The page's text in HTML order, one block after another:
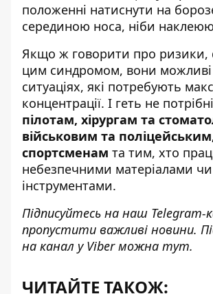
положенні натиснути на
серединою носа, ніби
Якщо ж говорити про ризики,
цим синдромом, вони
ситуаціях, які потребують
концентрації. І геть не потрібні
пілотам, хірургам та
військовим та
спортсменам та тим, хто
небезпечними матеріалами чи
інструментами.
Підписуйтесь на наш Telegram-
пропустити важливі новини.
на канал у Viber можна тут.
ЧИТАЙТЕ ТАКОЖ: